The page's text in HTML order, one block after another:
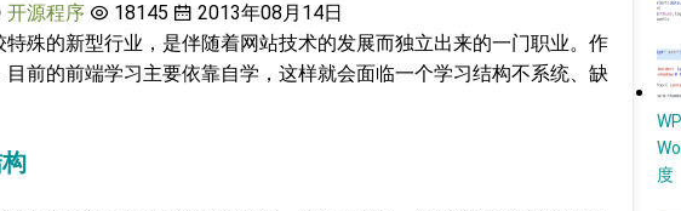
开源程序 18145
2013年08月14日
殊的新型行业，是伴随着网站技术的发展而独立出来的一门职业。作
目前的前端学习主要依靠自学，这样就会面临一个学习结构不系统、缺
度